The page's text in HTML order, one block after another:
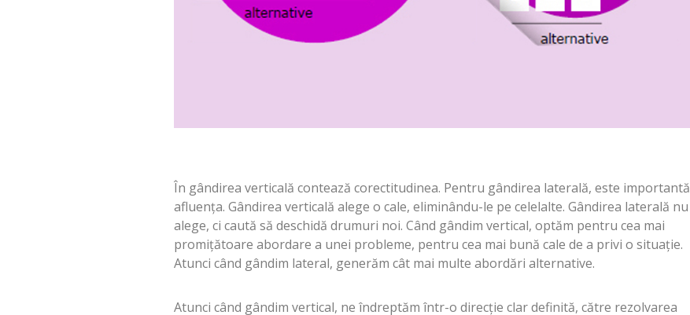
În gândirea verticală contează corectitudinea. Pentru gândirea laterală, este importantă
afluența. Gândirea verticală alege o cale, eliminându-le pe celelalte. Gândirea laterală nu
alege, ci caută să deschidă drumuri noi. Când gândim vertical, optăm pentru cea mai
promițătoare abordare a unei probleme, pentru cea mai bună cale de a privi o situație.
Atunci când gândim lateral, generăm cât mai multe abordări alternative.
Atunci când gândim vertical, ne îndreptăm într-o direcție clar definită, către rezolvarea